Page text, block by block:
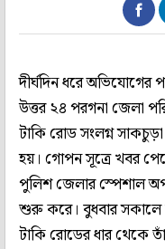
দীর্ঘদিন ধরে
উত্তর ২৪ পরগনা জেলা
টাকি রোড সংলগ্ন
হয়। গোপন সূত্রে খবর
পুলিশ জেলার স্পেশাল
শুরু করে। বুধবার সকালে
টাকি রোডের ধার থেকে